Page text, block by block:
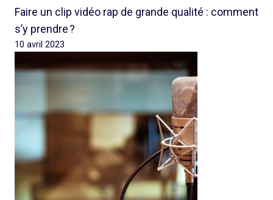
Faire un clip vidéo rap de grande qualité : comment
s’y prendre ?
10 avril 2023